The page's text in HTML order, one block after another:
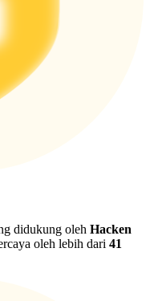
didukung oleh Hacken
oleh lebih dari 41